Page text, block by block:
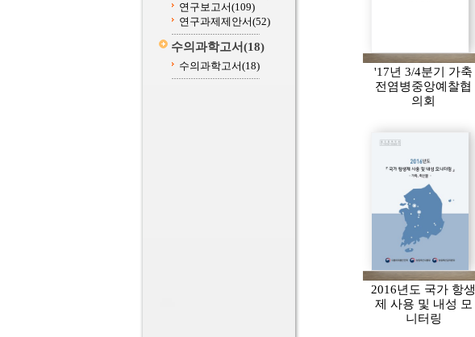
연구보고서(109)
연구과제제안서(52)
수의과학고서(18)
수의과학고서(18)
'17년 3/4분기 가축
전염병중앙예찰협
의회
2016년도 국가 항생
제 사용 및 내성 모
니터링